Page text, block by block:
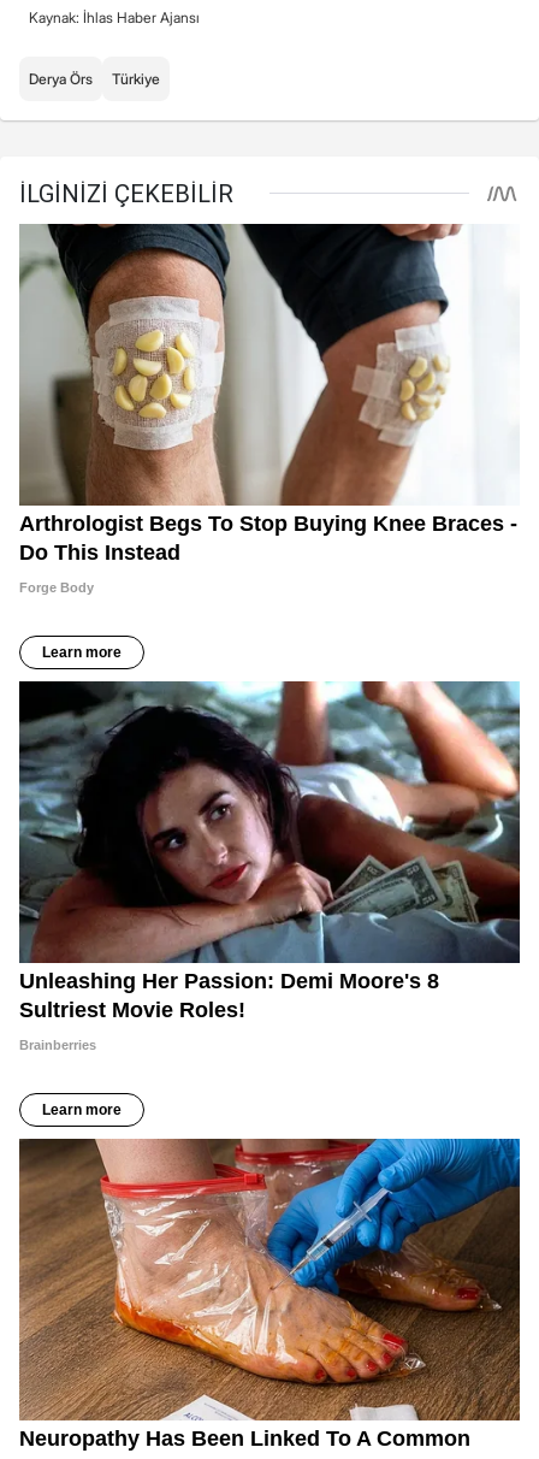
Kaynak: İhlas Haber Ajansı
Derya Örs Türkiye